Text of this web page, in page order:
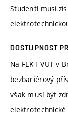
Studenti musí
DOSTUPNOST
Na FEKT VUT v
bezbariérový
však musí být